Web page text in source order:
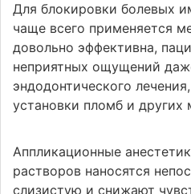
Для блокировки болевых
чаще всего применяется
довольно эффективна,
неприятных ощущений
эндодонтического
установки пломб и других
Аппликационные
растворов наносятся
слизистую и снижают